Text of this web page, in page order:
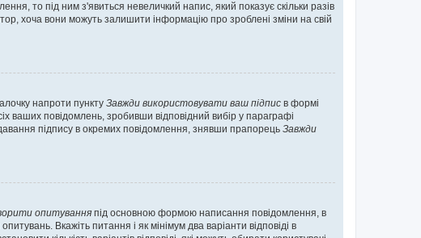
то під ним з'явиться невеличкий напис, який показує скільки разів
хоча вони можуть залишити інформацію про зроблені зміни на свій
напроти пункту Завжди використовувати ваш підпис в формі
повідомлень, зробивши відповідний вибір у параграфі
підпису в окремих повідомлення, знявши прапорець Завжди
опитування під основною формою написання повідомлення, в
Вкажіть питання і як мінімум два варіанти відповіді в